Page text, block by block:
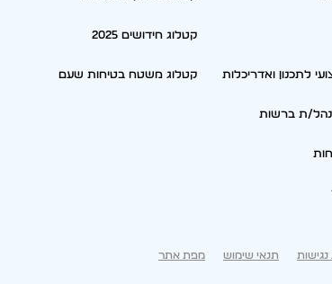
לתכנון ואדריכלות
ת ברשות
קטלוג חידושים 2025
קטלוג משטח בטיחות שעם
תנאי שימוש מפת אתר